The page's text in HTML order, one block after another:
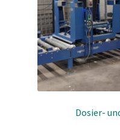
Reprozierbarkeit
Geräuscharm
Technologisch
Einfache und
Garantierter
Präzise und
FDA-Konform
Dosier-